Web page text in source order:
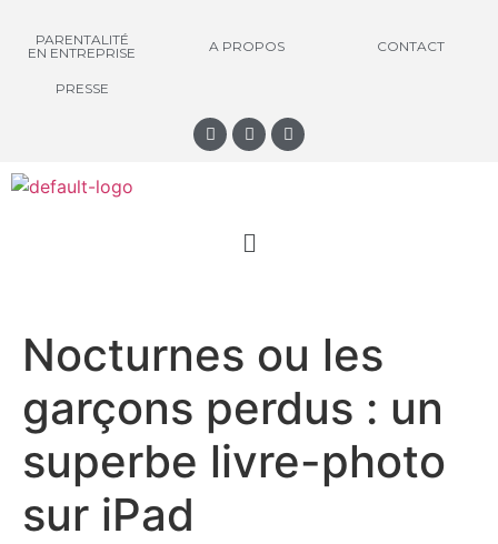
PARENTALITÉ
EN ENTREPRISE
A PROPOS CONTACT
PRESSE
Nocturnes ou les
garçons perdus : un
superbe livre-photo
sur iPad